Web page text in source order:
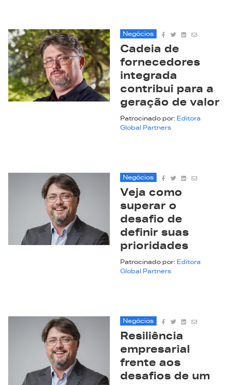
Negócios
Cadeia de
fornecedores
integrada
contribui para a
geração de valor
Patrocinado por: Editora
Global Partners
Negócios
Veja como
superar o
desafio de
definir suas
prioridades
Patrocinado por: Editora
Global Partners
Negócios
Resiliência
empresarial
frente aos
desafios de um